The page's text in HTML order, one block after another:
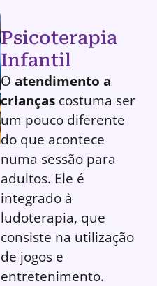
Psicoterapia
Infantil
O atendimento a
crianças costuma ser
um pouco diferente
do que acontece
numa sessão para
adultos. Ele é
integrado à
ludoterapia, que
consiste na utilização
de jogos e
entretenimento.